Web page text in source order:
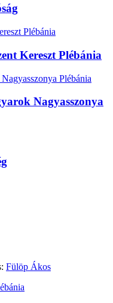
Kereszt Plébánia
Nagyasszonya
Fülöp Ákos